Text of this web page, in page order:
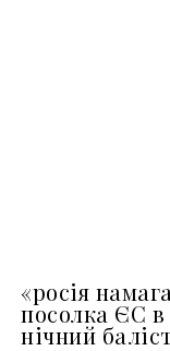
«росія
посолка ЄС в
нічний